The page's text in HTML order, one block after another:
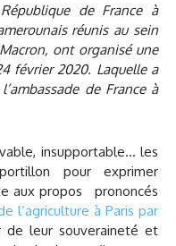
de France à
réunis au sein
ont organisé une
février 2020. Laquelle a
de France à
insupportable… les
pour exprimer
aux propos prononcés
l’agriculture à Paris par
de leur souveraineté et